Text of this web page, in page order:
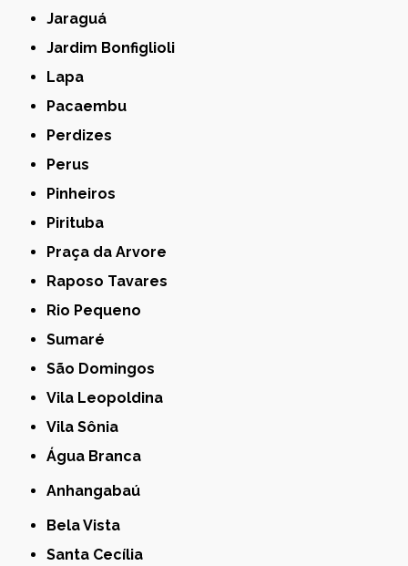
Jaraguá
Jardim Bonfiglioli
Lapa
Pacaembu
Perdizes
Perus
Pinheiros
Pirituba
Praça da Arvore
Raposo Tavares
Rio Pequeno
Sumaré
São Domingos
Vila Leopoldina
Vila Sônia
Água Branca
Anhangabaú
Bela Vista
Santa Cecília